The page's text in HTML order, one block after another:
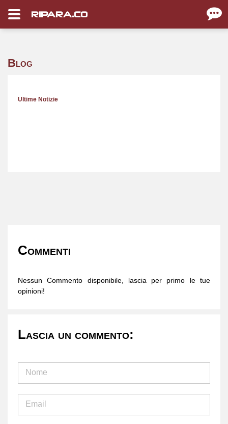
RIPARA.CO
Blog
Ultime Notizie
Commenti
Nessun Commento disponibile, lascia per primo le tue
opinioni!
Lascia un commento: